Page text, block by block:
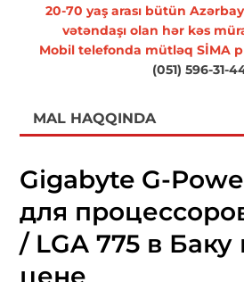
20-70 yaş arası bütün
vətəndaşı olan hər kəs
Mobil telefonda mütləq SİMA
(051) 596-31-
MAL HAQQINDA
Gigabyte G-
для процессоров
/ LGA 775 в
цене